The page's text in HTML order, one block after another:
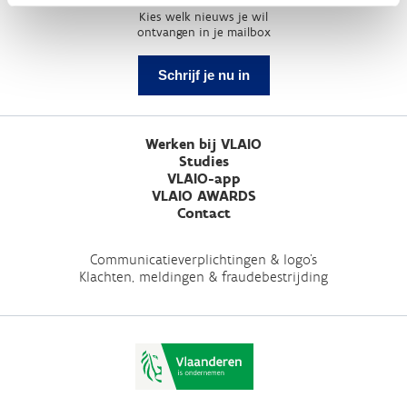
Kies welk nieuws je wil
ontvangen in je mailbox
Schrijf je nu in
Werken bij VLAIO
Studies
VLAIO-app
VLAIO AWARDS
Contact
Communicatieverplichtingen & logo's
Klachten, meldingen & fraudebestrijding